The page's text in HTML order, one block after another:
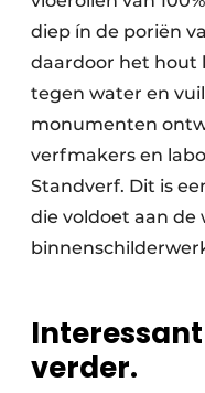
diep ín de poriën
daardoor het hout
tegen water en
monumenten
verfmakers en
Standverf. Dit is
die voldoet aan de
verder.